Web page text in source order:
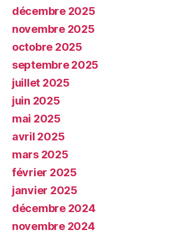
décembre 2025
novembre 2025
octobre 2025
septembre 2025
juillet 2025
juin 2025
mai 2025
avril 2025
mars 2025
février 2025
janvier 2025
décembre 2024
novembre 2024